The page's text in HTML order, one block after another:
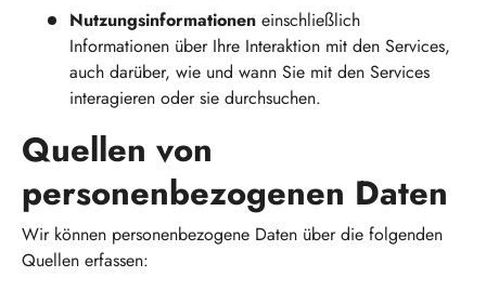
Nutzungsinformationen einschließlich
Informationen über Ihre Interaktion mit den Services,
auch darüber, wie und wann Sie mit den Services
interagieren oder sie durchsuchen.
Quellen von
personenbezogenen Daten
Wir können personenbezogene Daten über die folgenden
Quellen erfassen: